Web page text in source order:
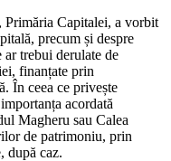
Primăria Capitalei, a vorbit
precum și despre
trebui derulate de
finanțate prin
În ceea ce privește
acordată
Magheru sau Calea
de patrimoniu, prin
după caz.